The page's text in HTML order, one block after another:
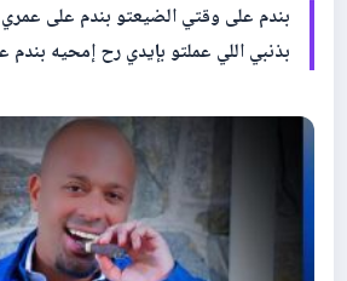
بندم على وقتي الضيعتو بندم على
بذنبي اللي عملتو بإيدي رح إمحيه